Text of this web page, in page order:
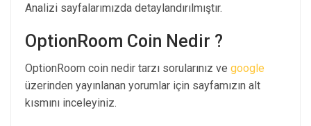
Analizi sayfalarımızda detaylandırılmıştır.
OptionRoom Coin Nedir ?
OptionRoom coin nedir tarzı sorularınız ve google
üzerinden yayınlanan yorumlar için sayfamızın alt
kısmını inceleyiniz.